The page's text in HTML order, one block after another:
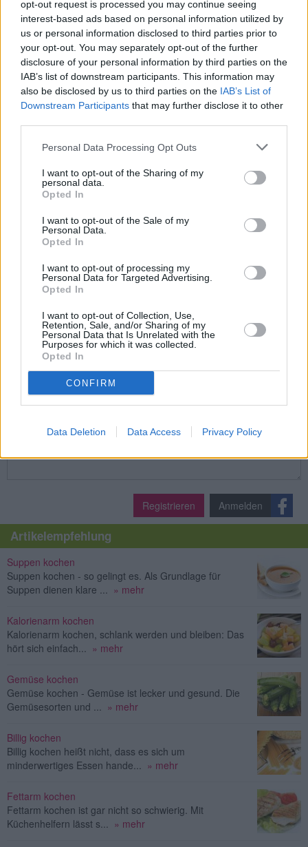
opt-out request is processed you may continue seeing
interest-based ads based on personal information utilized by
us or personal information disclosed to third parties prior to
your opt-out. You may separately opt-out of the further
disclosure of your personal information by third parties on the
IAB’s list of downstream participants. This information may
also be disclosed by us to third parties on the IAB’s List of
Downstream Participants that may further disclose it to other
Personal Data Processing Opt Outs
I want to opt-out of the Sharing of my
personal data.
Opted In
I want to opt-out of the Sale of my
Personal Data.
Opted In
I want to opt-out of processing my
Personal Data for Targeted Advertising.
Opted In
I want to opt-out of Collection, Use,
Retention, Sale, and/or Sharing of my
Personal Data that Is Unrelated with the
Purposes for which it was collected.
Opted In
CONFIRM
Data Deletion Data Access Privacy Policy
Leicht
Gedünstetes Szegediner-Kraut
Leicht
Sauerkraut mit Apfel
Leicht
Teigtaschen mit Sauerkraut-Pilz
Füllung
Sauerkraut-Grundrezept
Erdäpfelnudeln mit Sauerkraut
Leicht
» Weitere Sauerkraut Rezepte
Kommentare
Registrieren Anmelden
Artikelempfehlung
Suppen kochen
Suppen kochen - so gelingt es. Als Grundlage für
Suppen dienen klare ... » mehr
Kalorienarm kochen
Kalorienarm kochen, schlank werden und bleiben: Das
hört sich einfach... » mehr
Gemüse kochen
Gemüse kochen - Gemüse ist lecker und gesund. Die
Gemüsesorten und ... » mehr
Billig kochen
Billig kochen heißt nicht, dass es sich um
minderwertiges Essen hande... » mehr
Fettarm kochen
Fettarm kochen ist gar nicht so schwierig. Mit
Küchenhelfern lässt s... » mehr